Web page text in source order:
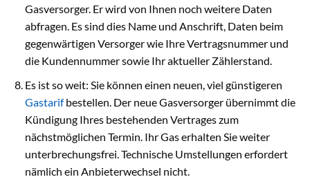
Gasversorger. Er wird von Ihnen noch weitere Daten
abfragen. Es sind dies Name und Anschrift, Daten beim
gegenwärtigen Versorger wie Ihre Vertragsnummer und
die Kundennummer sowie Ihr aktueller Zählerstand.
Es ist so weit: Sie können einen neuen, viel günstigeren
Gastarifbestellen. Der neue Gasversorger übernimmt die
Kündigung Ihres bestehenden Vertrages zum
nächstmöglichen Termin. Ihr Gas erhalten Sie weiter
unterbrechungsfrei. Technische Umstellungen erfordert
nämlich ein Anbieterwechsel nicht.